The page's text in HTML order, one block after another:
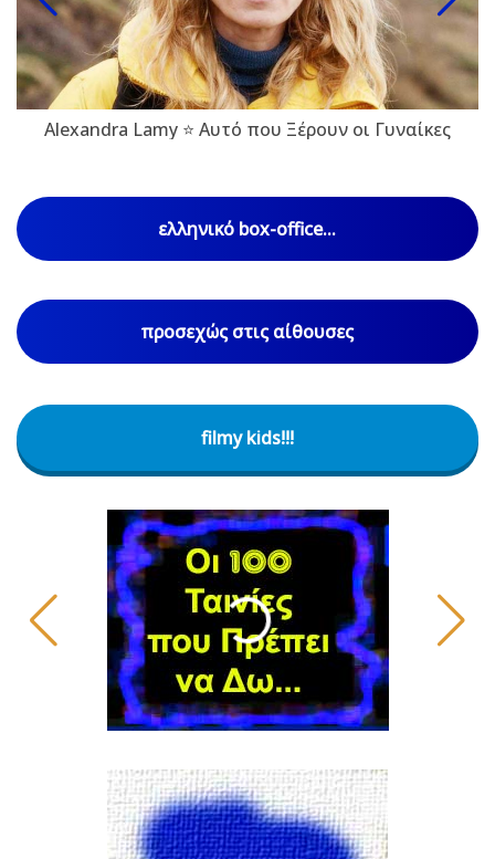
Alexandra Lamy ⭐ Αυτό που Ξέρουν οι Γυναίκες
ελληνικό box-office...
προσεχώς στις αίθουσες
filmy kids!!!